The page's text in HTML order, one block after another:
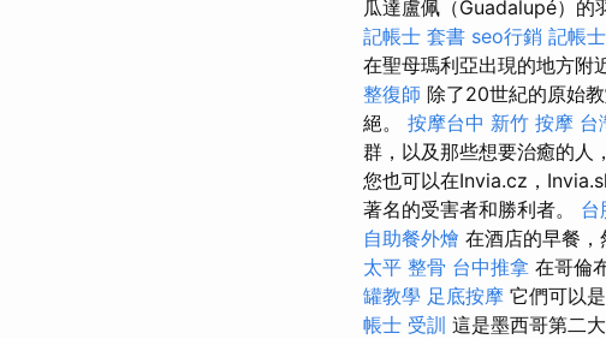
瓜達盧佩（Guadalupé）的
記帳士 套書 seo行銷 記帳
在聖母瑪利亞出現的地方附
整復師 除了20世紀的原始
絕。 按摩台中 新竹 按摩 台
群，以及那些想要治癒的人
您也可以在Invia.cz，
著名的受害者和勝利者。 台
自助餐外燴 在酒店的早餐
太平 整骨 台中推拿 在哥倫
罐教學 足底按摩 它們可以
帳士 受訓 這是墨西哥第二